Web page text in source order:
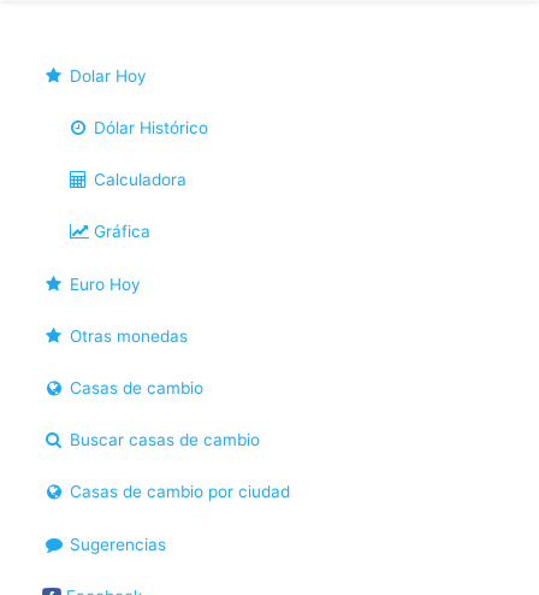
Dolar Hoy
Dólar Histórico
Calculadora
Gráfica
Euro Hoy
Otras monedas
Casas de cambio
Buscar casas de cambio
Casas de cambio por ciudad
Sugerencias